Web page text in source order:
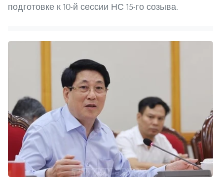
подготовке к 10-й сессии НС 15-го созыва.